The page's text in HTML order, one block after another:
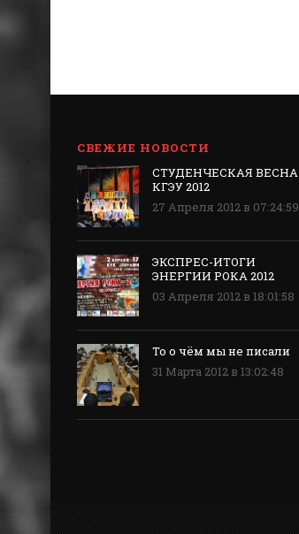
СВЕЖИЕ НОВОСТИ
СТУДЕНЧЕСКАЯ ВЕСНА
КГЭУ 2012
27 Апреля 2012 в 07:24:59
ЭКСПРЕС-ИТОГИ
ЭНЕРГИИ РОКА 2012
03 Апреля 2012 в 18:01:58
То о чём мы не писали
31 Марта 2012 в 13:02:48